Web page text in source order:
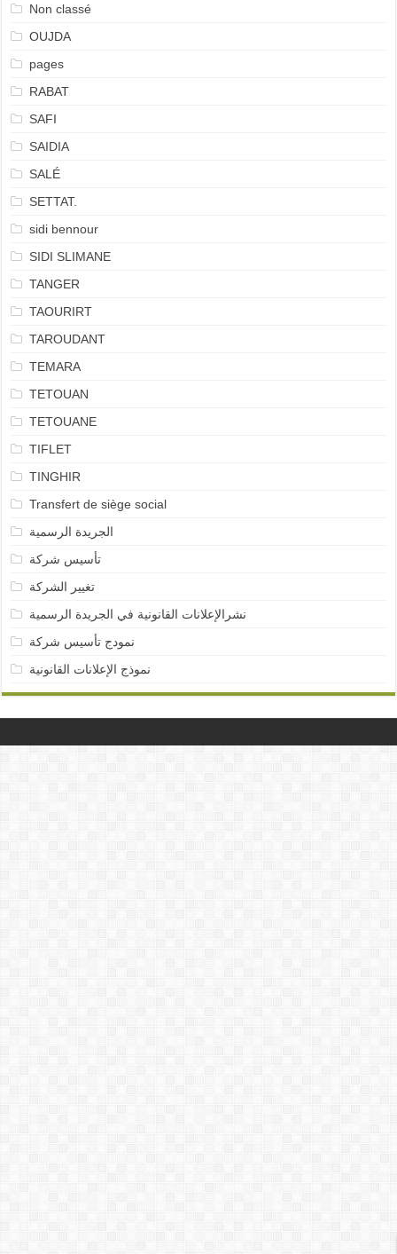
Non classé
OUJDA
pages
RABAT
SAFI
SAIDIA
SALÉ
SETTAT.
sidi bennour
SIDI SLIMANE
TANGER
TAOURIRT
TAROUDANT
TEMARA
TETOUAN
TETOUANE
TIFLET
TINGHIR
Transfert de siège social
الجريدة الرسمية
تأسيس شركة
تغيير الشركة
نشرالإعلانات القانونية في الجريدة الرسمية
نمودج تأسيس شركة
نموذج الإعلانات القانونية